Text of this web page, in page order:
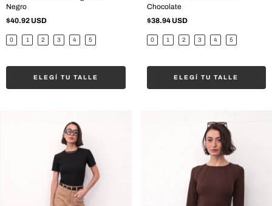
Negro
$40.92 USD
0 1 2 3 4 5
ELEGÍ TU TALLE
Chocolate
$38.94 USD
0 1 2 3 4 5
ELEGÍ TU TALLE